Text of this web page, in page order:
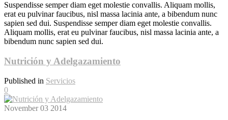
Suspendisse semper diam eget molestie convallis. Aliquam mollis,
erat eu pulvinar faucibus, nisl massa lacinia ante, a bibendum nunc
sapien sed dui. Suspendisse semper diam eget molestie convallis.
Aliquam mollis, erat eu pulvinar faucibus, nisl massa lacinia ante, a
bibendum nunc sapien sed dui.
Nutrición y Adelgazamiento
Published in Servicios
0
November 03 2014